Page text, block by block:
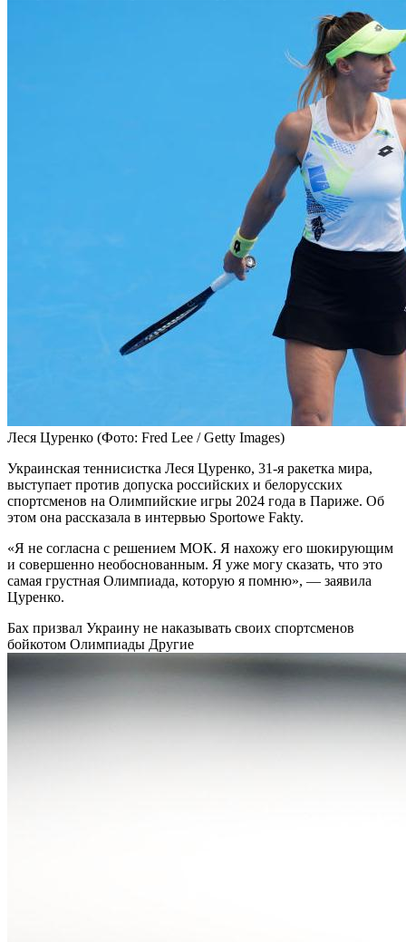
Леся Цуренко (Фото: Fred Lee / Getty Images)
Украинская теннисистка Леся Цуренко, 31-я ракетка мира,
выступает против допуска российских и белорусских
спортсменов на Олимпийские игры 2024 года в Париже. Об
этом она рассказала в интервью Sportowe Fakty.
«Я не согласна с решением МОК. Я нахожу его шокирующим
и совершенно необоснованным. Я уже могу сказать, что это
самая грустная Олимпиада, которую я помню», — заявила
Цуренко.
Бах призвал Украину не наказывать своих спортсменов
бойкотом Олимпиады Другие